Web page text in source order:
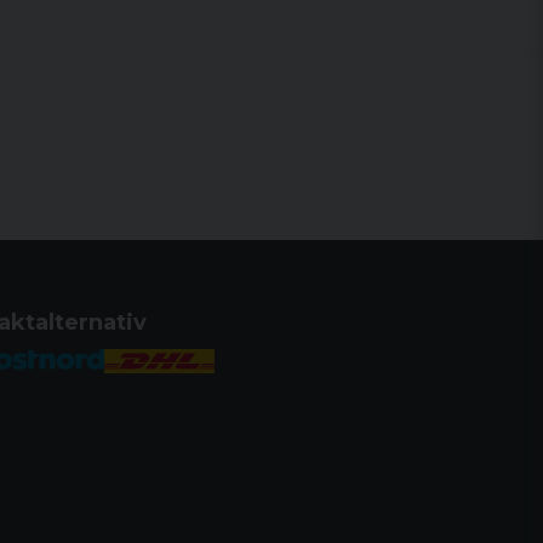
utmärkt ljudkvalitet och fyra olika
Shooting och Comms).
av automatiskt efter tre minuter.